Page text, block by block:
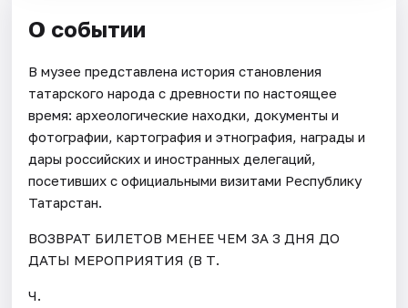
О событии
В музее представлена история становления
татарского народа с древности по настоящее
время: археологические находки, документы и
фотографии, картография и этнография, награды и
дары российских и иностранных делегаций,
посетивших с официальными визитами Республику
Татарстан.
ВОЗВРАТ БИЛЕТОВ МЕНЕЕ ЧЕМ ЗА 3 ДНЯ ДО
ДАТЫ МЕРОПРИЯТИЯ (В Т.
Ч.